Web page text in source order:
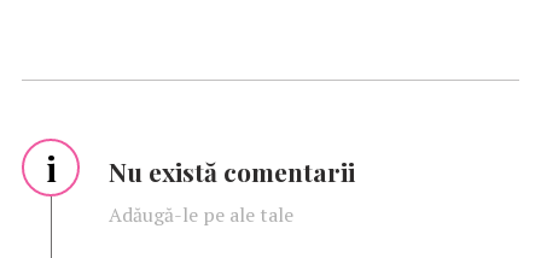
i Nu există comentarii
Adăugă-le pe ale tale